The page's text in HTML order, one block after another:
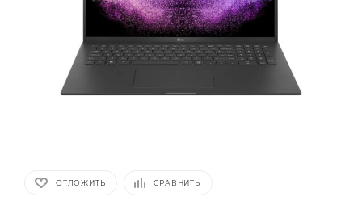
ОТЛОЖИТЬ СРАВНИТЬ